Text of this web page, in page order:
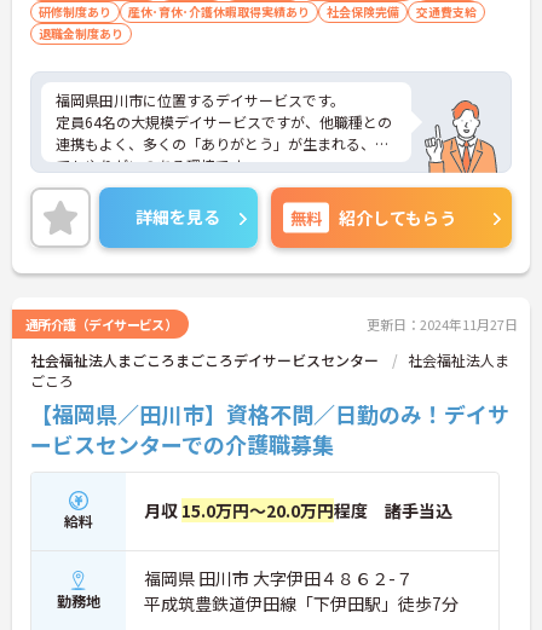
研修制度あり
産休･育休･介護休暇取得実績あり 社会保険完備
交通費支給
退職金制度あり
福岡県田川市に位置するデイサービスです。
定員64名の大規模デイサービスですが、他職種との
連携もよく、多くの「ありがとう」が生まれる、と
てもやりがいのある環境です。
日勤帯でのお仕事、子育て中の方も活躍されてお
り、とても理解がある職場で、ご家庭やプライベー
トと両立したい方にもオススメです。
ご興味ある方には、面接対策ポイントなど、さらに
詳細をお話しいたしますのでお気軽にご相談くださ
詳細を見る 無料 紹介してもらう
通所介護（デイサービス） 更新日：2024年11月27日
社会福祉法人まごころまごころデイサービスセンター
社会福祉法人ま
ごころ
【福岡県／田川市】資格不問／日勤のみ！デイサ
ービスセンターでの介護職募集
給料 月収 15.0万円～20.0万円程度 諸手当込
勤務地
福岡県 田川市 大字伊田４８６２-７
平成筑豊鉄道伊田線「下伊田駅」徒歩7分